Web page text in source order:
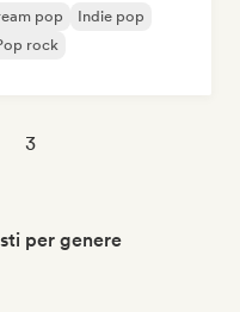
pop
Indie pop
rock
3
per genere